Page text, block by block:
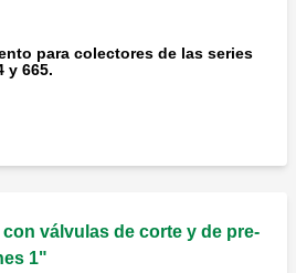
para colectores de las series
y 665.
válvulas de corte y de pre-
1"